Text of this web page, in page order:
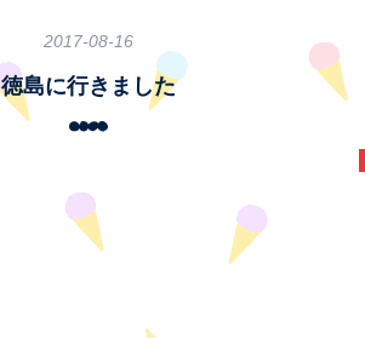
2017-08-16
徳島に行きました